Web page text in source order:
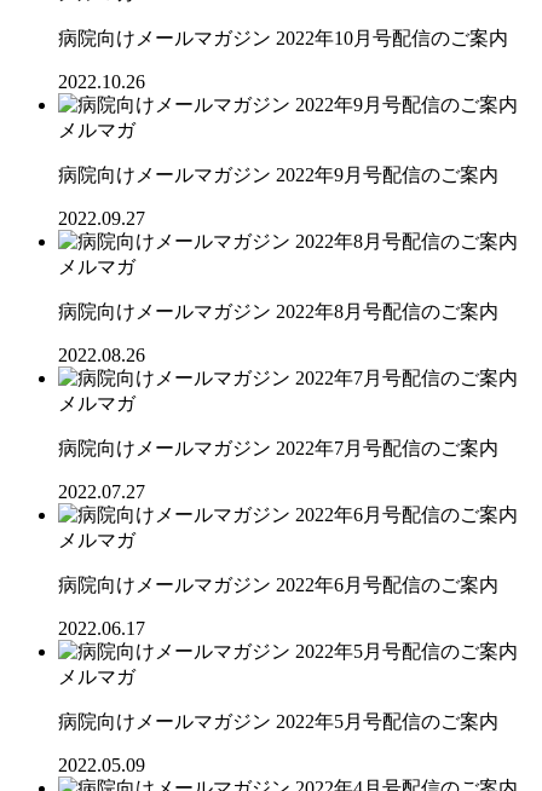
病院向けメールマガジン 2022年10月号配信のご案内
2022.10.26
メルマガ
病院向けメールマガジン 2022年9月号配信のご案内
2022.09.27
メルマガ
病院向けメールマガジン 2022年8月号配信のご案内
2022.08.26
メルマガ
病院向けメールマガジン 2022年7月号配信のご案内
2022.07.27
メルマガ
病院向けメールマガジン 2022年6月号配信のご案内
2022.06.17
メルマガ
病院向けメールマガジン 2022年5月号配信のご案内
2022.05.09